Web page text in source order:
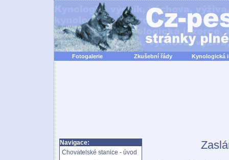
Fotogalerie Zkušební řády Kynologická
Navigace:
Chovatelské stanice - úvod